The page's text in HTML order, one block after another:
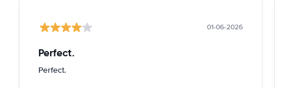
01-06-2026
Perfect.
Perfect.